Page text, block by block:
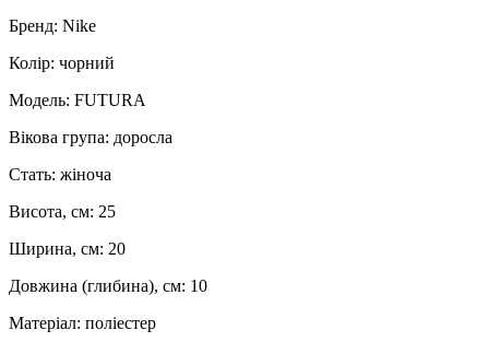
Бренд: Nike
Колір: чорний
Модель: FUTURA
Вікова група: доросла
Стать: жіноча
Висота, см: 25
Ширина, см: 20
Довжина (глибина), см: 10
Матеріал: поліестер